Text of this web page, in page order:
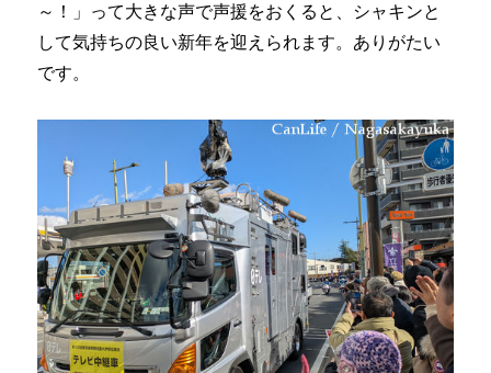
～！」って大きな声で声援をおくると、シャキンと
して気持ちの良い新年を迎えられます。ありがたい
です。